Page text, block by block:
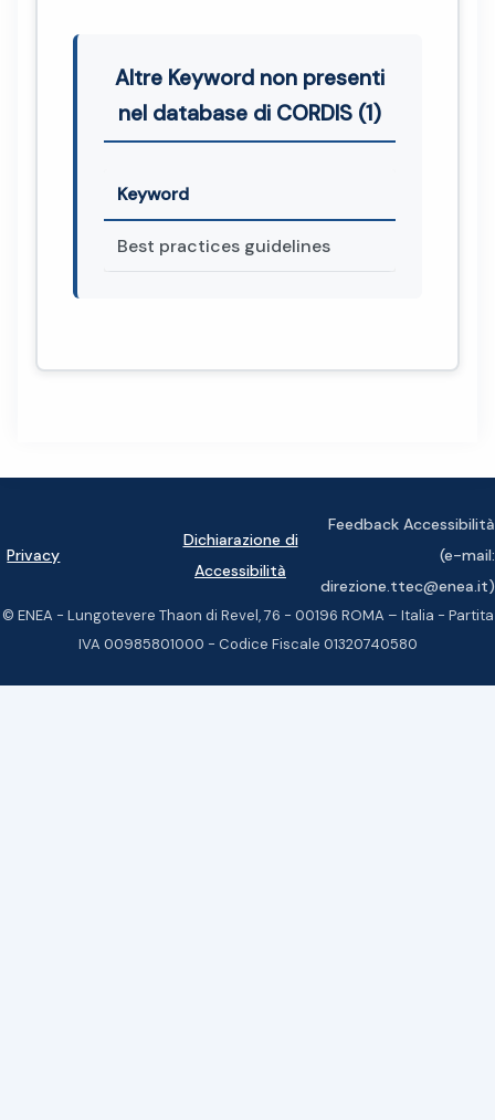
Altre Keyword non presenti
nel database di CORDIS (1)
Keyword
Best practices guidelines
Privacy
Dichiarazione di
Accessibilità
Feedback Accessibilità
(e-mail:
direzione.ttec@enea.it)
© ENEA - Lungotevere Thaon di Revel, 76 - 00196 ROMA – Italia - Partita
IVA 00985801000 - Codice Fiscale 01320740580